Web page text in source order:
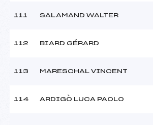
111 SALAMAND WALTER
112 BIARD GÉRARD
113 MARESCHAL VINCENT
114 ARDIGÒ LUCA PAOLO